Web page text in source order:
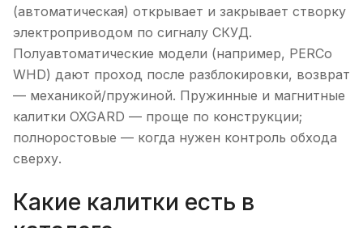
(автоматическая) открывает и закрывает створку
электроприводом по сигналу СКУД.
Полуавтоматические модели (например, PERCo
WHD) дают проход после разблокировки, возврат
— механикой/пружиной. Пружинные и магнитные
калитки OXGARD — проще по конструкции;
полноростовые — когда нужен контроль обхода
сверху.
Какие калитки есть в